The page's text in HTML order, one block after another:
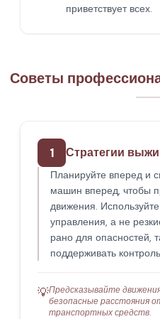
приветствует всех.
Советы
1 Стратегии
Планируйте вперед и
машин вперед, чтобы
движения.
управления, а не
рано для опасностей,
поддерживать
💡Предсказывайте
безопасные расстояния
транспортных средств.